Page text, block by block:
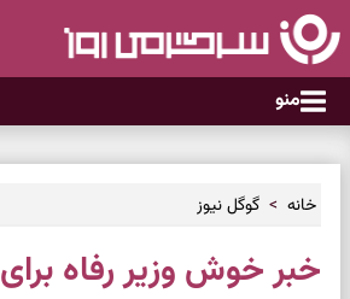
منو
خانه گوگل نیوز
خبر خوش وزیر رفاه برای